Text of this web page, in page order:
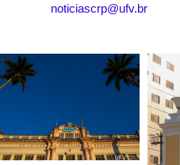
noticiascrp@ufv.br